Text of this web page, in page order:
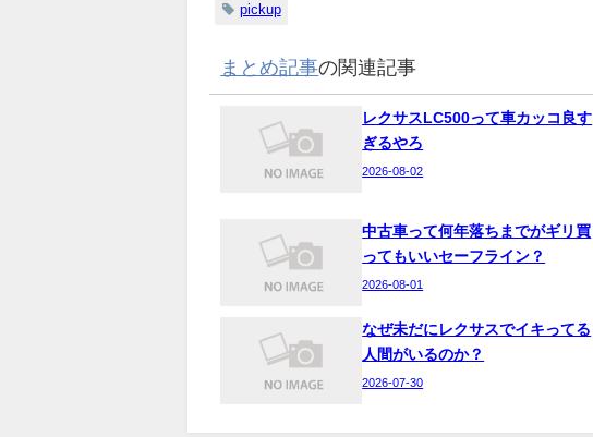
pickup
まとめ記事の関連記事
レクサスLC500って車カッコ良す
ぎるやろ
2026-08-02
中古車って何年落ちまでがギリ買
ってもいいセーフライン？
2026-08-01
なぜ未だにレクサスでイキってる
人間がいるのか？
2026-07-30